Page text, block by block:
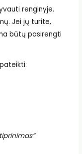
renginyje.
Jei jų turite,
būtų pasirengti